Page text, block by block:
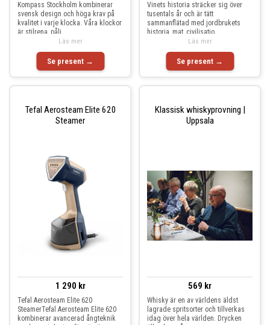
Kompass Stockholm kombinerar
svensk design och höga krav på
kvalitet i varje klocka. Våra klockor
är stilrena, påli
Se present →
Läs mer
Vinets historia sträcker sig över
tusentals år och är tätt
sammanflätad med jordbrukets
historia, mat, civilisatio
Se present →
Läs mer
Tefal Aerosteam Elite 620
Steamer
1 290 kr
Tefal Aerosteam Elite 620
SteamerTefal Aerosteam Elite 620
kombinerar avancerad ångteknik
Klassisk whiskyprovning |
Uppsala
569 kr
Whisky är en av världens äldst
lagrade spritsorter och tillverkas
idag över hela världen. Drycken